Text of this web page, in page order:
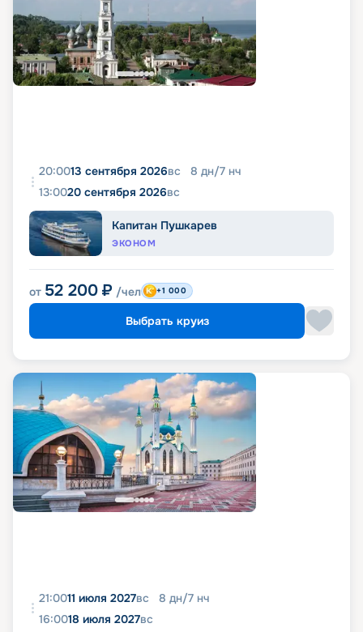
20:0013 сентября 2026вс 8 дн/7 нч
13:0020 сентября 2026вс
Капитан Пушкарев
ЭКОНОМ
от 52 200 ₽ /чел +1 000
Выбрать круиз
21:0011 июля 2027вс 8 дн/7 нч
16:0018 июля 2027вс